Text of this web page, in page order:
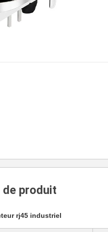
produit
rj45 industriel